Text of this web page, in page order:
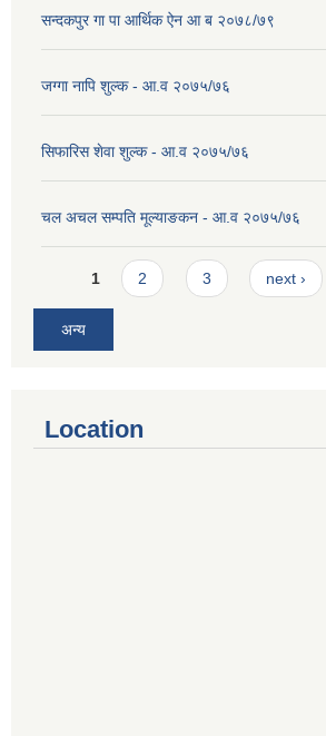
सन्दकपुर गा पा आर्थिक ऐन आ ब २०७८/७९
जग्गा नापि शुल्क - आ.व २०७५/७६
सिफारिस शेवा शुल्क - आ.व २०७५/७६
चल अचल सम्पति मूल्याङकन - आ.व २०७५/७६
Pages
1 2 3 next ›
अन्य
Location